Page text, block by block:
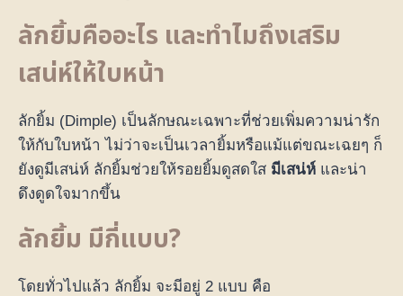
ลักยิ้มคืออะไร และทำไมถึงเสริม
เสน่ห์ให้ใบหน้า
ลักยิ้ม (Dimple) เป็นลักษณะเฉพาะที่ช่วยเพิ่มความน่ารัก
ให้กับใบหน้า ไม่ว่าจะเป็นเวลายิ้มหรือแม้แต่ขณะเฉยๆ ก็
ยังดูมีเสน่ห์ ลักยิ้มช่วยให้รอยยิ้มดูสดใส มีเสน่ห์ และน่า
ดึงดูดใจมากขึ้น
ลักยิ้ม มีกี่แบบ?
โดยทั่วไปแล้ว ลักยิ้ม จะมีอยู่ 2 แบบ คือ